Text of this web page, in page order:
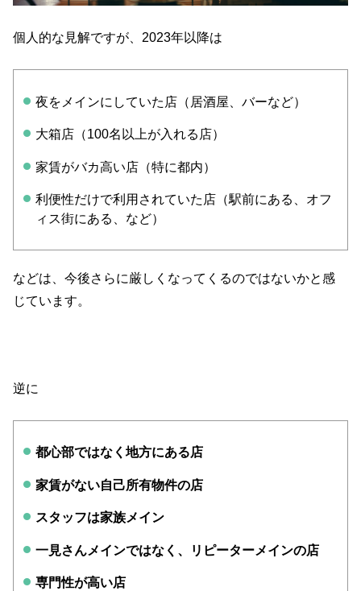
個人的な見解ですが、2023年以降は
夜をメインにしていた店（居酒屋、バーなど）
大箱店（100名以上が入れる店）
家賃がバカ高い店（特に都内）
利便性だけで利用されていた店（駅前にある、オフ
ィス街にある、など）
などは、今後さらに厳しくなってくるのではないかと感
じています。
逆に
都心部ではなく地方にある店
家賃がない自己所有物件の店
スタッフは家族メイン
一見さんメインではなく、リピーターメインの店
専門性が高い店